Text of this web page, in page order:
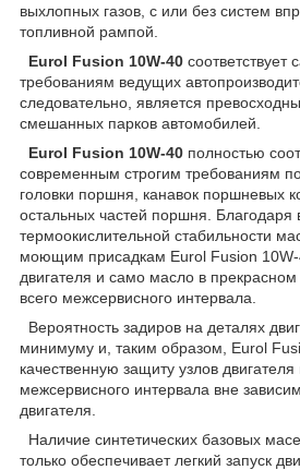
выхлопных газов, с или без систем
топливной рампой.
Eurol Fusion 10W-40
требованиям ведущих
следовательно, является
смешанных парков автомобилей.
Eurol Fusion 10W-40 полностью
современным строгим требованиям
головки поршня, канавок поршневых
остальных частей поршня. Благодаря
термоокислительной стабильности
моющим присадкам Eurol Fusion 10W-
двигателя и само масло в
всего межсервисного интервала.
Вероятность задиров на деталях
минимуму и, таким образом, Eurol
качественную защиту узлов двигателя
межсервисного интервала вне
двигателя.
Наличие синтетических базовых
только обеспечивает легкий запуск